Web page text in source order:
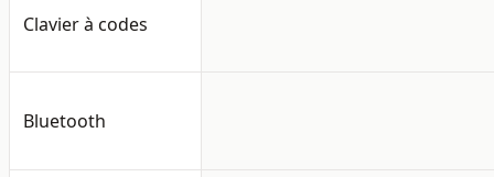
Clavier à codes
Bluetooth